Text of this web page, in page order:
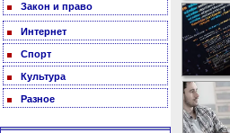
Закон и право
Интернет
Спорт
Культура
Разное